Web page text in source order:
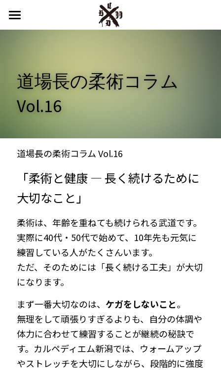
HOME
カルぺ新潟とは
SACO KIDS
設備
スケジュール
料金
よくある質問
our Instagram
025-378-5739
info@saco-workoutwell.jp
体験を申込む
道場長の柔術コラム
Vol.16
道場長の柔術コラム Vol.16
「柔術と健康 ― 長く続けるために
大切なこと」
柔術は、年齢を重ねても続けられる武道です。
実際に40代・50代で始めて、10年先も元気に
練習している人がたくさんいます。
ただ、そのためには「長く続ける工夫」が大切
になります。
まず一番大切なのは、 ケガをしないこと。
無理をして頑張りすぎるよりも、自分の体調や
体力に合わせて練習することが継続の秘訣で
す。カルペディエム新潟では、ウォームアップ
やストレッチを大切にしながら、段階的に強度